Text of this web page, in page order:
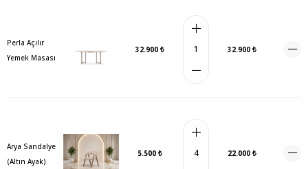
Perla Açılır
Yemek Masası
32.900 ₺ 32.900 ₺
Arya Sandalye
(Altın Ayak)
5.500 ₺ 22.000 ₺